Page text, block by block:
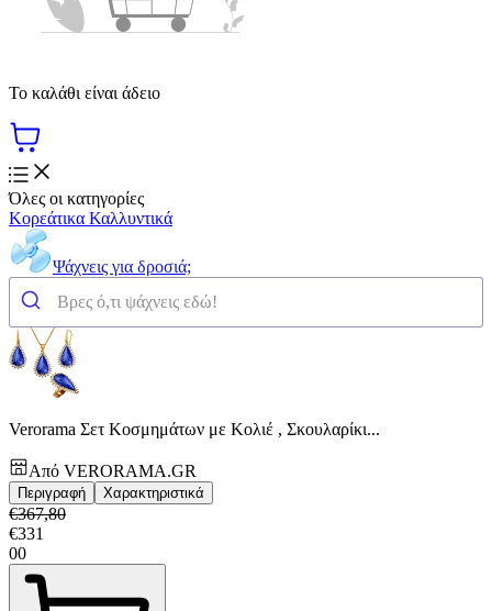
Το καλάθι είναι άδειο
Όλες οι κατηγορίες
Κορεάτικα Καλλυντικά
Ψάχνεις για δροσιά;
Verorama Σετ Κοσμημάτων με Κολιέ , Σκουλαρίκι...
Από VERORAMA.GR
Περιγραφή Χαρακτηριστικά
€367,80
€331
00